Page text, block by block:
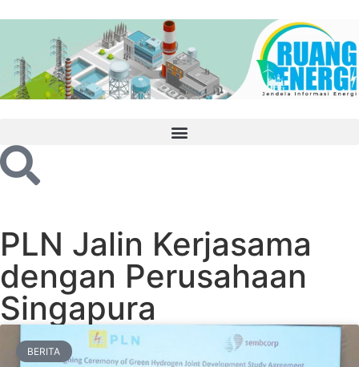
PLN Jalin Kerjasama
dengan Perusahaan
Singapura
BERITA